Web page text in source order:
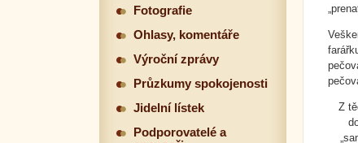
Z
Fotografie
Ohlasy, komentáře
Výroční zprávy
Průzkumy spokojenosti
Jidelní lístek
Podporovatelé a